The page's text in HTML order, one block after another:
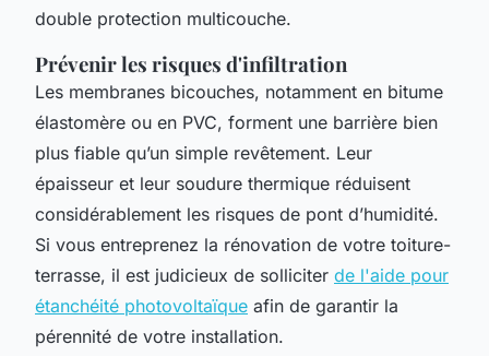
double protection multicouche.
Prévenir les risques d'infiltration
Les membranes bicouches, notamment en bitume
élastomère ou en PVC, forment une barrière bien
plus fiable qu’un simple revêtement. Leur
épaisseur et leur soudure thermique réduisent
considérablement les risques de pont d’humidité.
Si vous entreprenez la rénovation de votre toiture-
terrasse, il est judicieux de solliciter de l'aide pour
étanchéité photovoltaïque afin de garantir la
pérennité de votre installation.